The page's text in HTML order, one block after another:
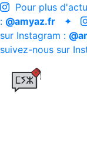
Pour plus
: @amyaz.fr ✦
sur Instagram :
suivez-nous sur